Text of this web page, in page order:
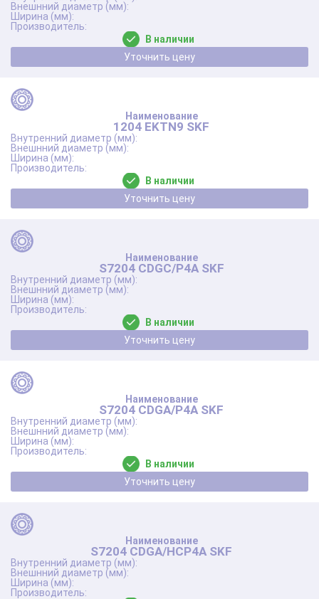
В наличии
Уточнить цену
1204 EKTN9 SKF
В наличии
Уточнить цену
S7204 CDGC/P4A SKF
В наличии
Уточнить цену
S7204 CDGA/P4A SKF
В наличии
Уточнить цену
S7204 CDGA/HCP4A SKF